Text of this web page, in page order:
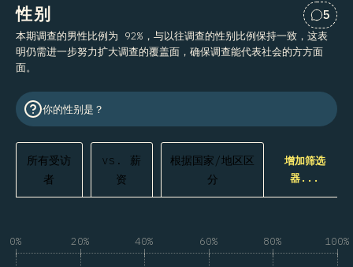
性别
对“性
5
本期调查的男性比例为 92%，与以往调查的性别比例保持一致，这表
明仍需进一步努力扩大调查的覆盖面，确保调查能代表社会的方方面
面。
你的性别是？
所有受访
者
vs. 薪
资
根据国家/地区区
分
增加筛选
器...
0% 20% 40% 60% 80% 100%